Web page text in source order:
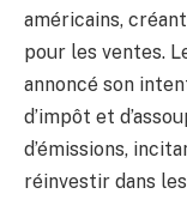
américains,
pour les ventes.
annoncé son
d’impôt et
d’émissions,
réinvestir dans